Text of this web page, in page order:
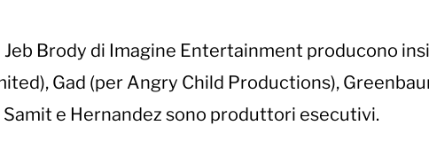
Jeb Brody di Imagine Entertainment producono
Gad (per Angry Child Productions),
Samit e Hernandez sono produttori esecutivi.